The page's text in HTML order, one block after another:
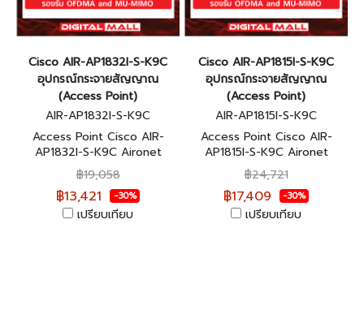
Cisco AIR-AP1832I-S-K9C
อุปกรณ์กระจายสัญญาณ
(Access Point)
AIR-AP1832I-S-K9C
Access Point Cisco AIR-
AP1832I-S-K9C Aironet
Mobility Express 1830
Series สินค้าของแท้ 100%
฿19,058
฿13,421 -30%
เปรียบเทียบ
Cisco AIR-AP1815I-S-K9C
อุปกรณ์กระจายสัญญาณ
(Access Point)
AIR-AP1815I-S-K9C
Access Point Cisco AIR-
AP1815I-S-K9C Aironet
Mobility Express 1815i Series
รับประกันตลอดการใช้งาน
฿24,721
฿17,409 -30%
เปรียบเทียบ